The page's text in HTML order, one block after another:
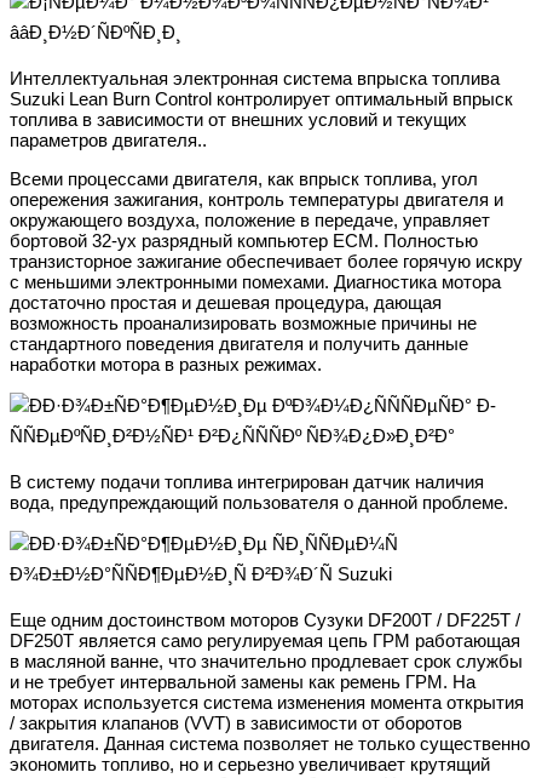
Интеллектуальная электронная система впрыска топлива
Suzuki Lean Burn Control контролирует оптимальный впрыск
топлива в зависимости от внешних условий и текущих
параметров двигателя..
Всеми процессами двигателя, как впрыск топлива, угол
опережения зажигания, контроль температуры двигателя и
окружающего воздуха, положение в передаче, управляет
бортовой 32-ух разрядный компьютер ЕСМ. Полностью
транзисторное зажигание обеспечивает более горячую искру
с меньшими электронными помехами. Диагностика мотора
достаточно простая и дешевая процедура, дающая
возможность проанализировать возможные причины не
стандартного поведения двигателя и получить данные
наработки мотора в разных режимах.
В систему подачи топлива интегрирован датчик наличия
вода, предупреждающий пользователя о данной проблеме.
Еще одним достоинством моторов Сузуки DF200T / DF225T /
DF250T является само регулируемая цепь ГРМ работающая
в масляной ванне, что значительно продлевает срок службы
и не требует интервальной замены как ремень ГРМ. На
моторах используется система изменения момента открытия
/ закрытия клапанов (VVT) в зависимости от оборотов
двигателя. Данная система позволяет не только существенно
экономить топливо, но и серьезно увеличивает крутящий